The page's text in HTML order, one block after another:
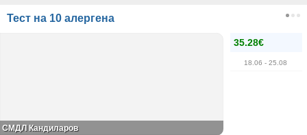
Тест на 10 алергена
35.28€
18.06 - 25.08
СМДЛ Кандиларов